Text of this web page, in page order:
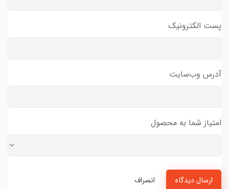
پست الکترونیک
آدرس وب‌سایت
امتیاز شما به محصول
ارسال دیدگاه انصراف